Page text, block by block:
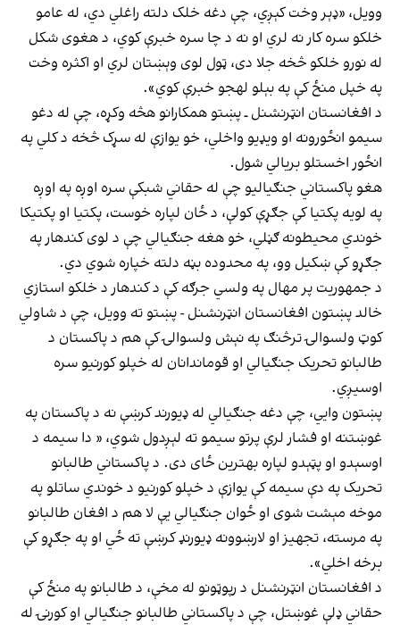
وویل، «ډېر وخت کېږي، چې دغه خلک دلته راغلي دي، له عامو
خلکو سره کار نه لري او نه د چا سره خبرې کوي، د هغوی شکل
له نورو خلکو څخه جلا دی، ټول لوی وېښتان لري او اکثره وخت
په خپل منځ کې په بېلو لهجو خبرې کوي».
د افغانستان انټرنشنل ـ پښتو همکارانو هڅه وکړه، چې له دغو
سیمو انځورونه او ويډيو واخلي، خو یوازې له سړک څخه د کلي په
انځور اخستلو بریالي شول.
هغو پاکستاني جنګیالیو چې له حقاني شبکې سره اوږه په اوږه
په لویه پکتیا کې جګړې کولې، د ځان لپاره خوست، پکتیا او پکتیکا
خوندي محیطونه ګڼلي، خو هغه جنګیالي چې د لوی کندهار په
جګړو کې ښکیل وو، په محدوده بڼه دلته خپاره شوي دي.
د جمهوریت پر مهال په ولسي جرګه کې د کندهار د خلکو استازي
خالد پښتون افغانستان انټرنشنل - پښتو ته وویل، چې د شاولي
کوټ ولسوالۍ ترڅنګ په نېش ولسوالۍ کې هم د پاکستان د
طالبانو تحریک جنګیالي او قوماندانان له خپلو کورنیو سره
اوسیږي.
پښتون وايي، چې دغه جنګیالي له ډیورند کرښې نه د پاکستان په
غوښتنه او فشار لرې پرتو سیمو ته لېږدول شوي، « دا سیمه د
اوسېدو او پټېدو لپاره بهترین ځای دی. د پاکستاني طالبانو
تحریک په دې سیمه کې یوازې د خپلو کورنیو د خوندي ساتلو په
موخه مېشت شوی او ځوان جنګیالي یې لا هم د افغان طالبانو
په مرسته، تجهیز او لارښوونه ډیورنډ کرښې ته ځي او په جګړو کې
برخه اخلي».
د افغانستان انټرنشنل د رپوټونو له مخې، د طالبانو په منځ کې
حقاني ډلې غوښتل، چې د پاکستاني طالبانو جنګيالي او کورنۍ له